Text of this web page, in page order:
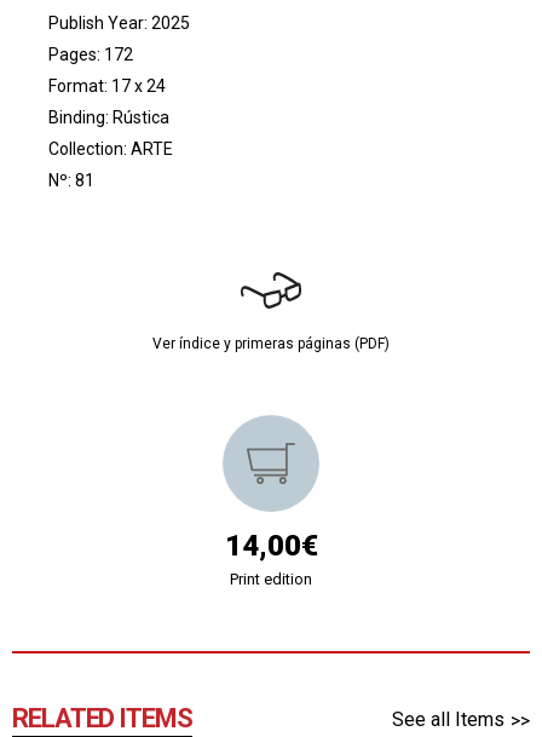
Publish Year: 2025
Pages: 172
Format: 17 x 24
Binding: Rústica
Collection: ARTE
Nº: 81
Ver índice y primeras páginas (PDF)
14,00€
Print edition
RELATED ITEMS See all Items